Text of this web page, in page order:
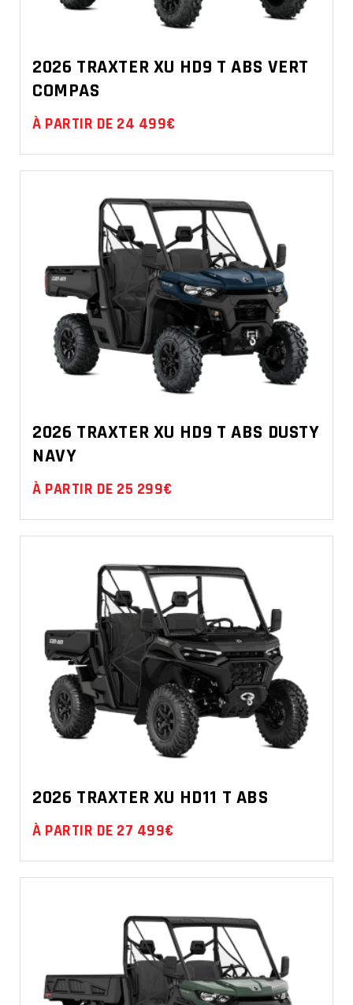
2026 TRAXTER XU HD9 T ABS VERT
COMPAS
À PARTIR DE 24 499€
2026 TRAXTER XU HD9 T ABS DUSTY
NAVY
À PARTIR DE 25 299€
2026 TRAXTER XU HD11 T ABS
À PARTIR DE 27 499€